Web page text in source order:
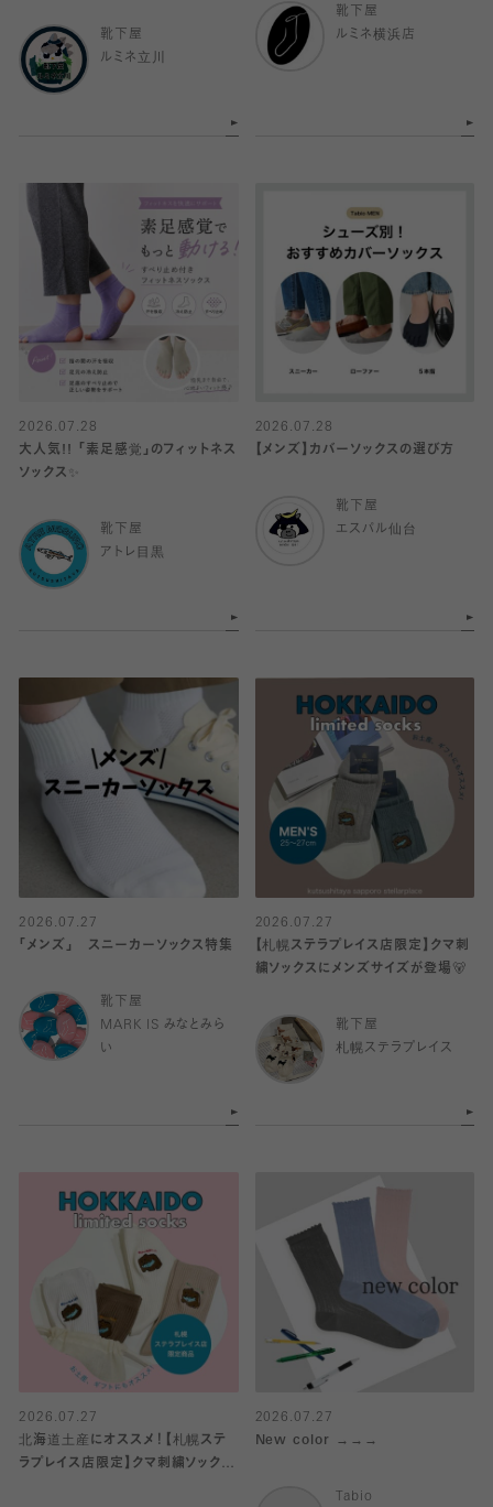
靴下屋
ルミネ立川
靴下屋
ルミネ横浜店
2026.07.28
大人気!! 「素足感覚」のフィットネス
ソックス✨️
靴下屋
アトレ目黒
2026.07.28
【メンズ】カバーソックスの選び方
靴下屋
エスパル仙台
2026.07.27
「メンズ」 スニーカーソックス特集
靴下屋
MARK IS みなとみら
い
2026.07.27
【札幌ステラプレイス店限定】クマ刺
繍ソックスにメンズサイズが登場🐻
靴下屋
札幌ステラプレイス
2026.07.27
北海道土産にオススメ！【札幌ステ
ラプレイス店限定】クマ刺繍ソックス
2026.07.27
New color →→→
Tabio